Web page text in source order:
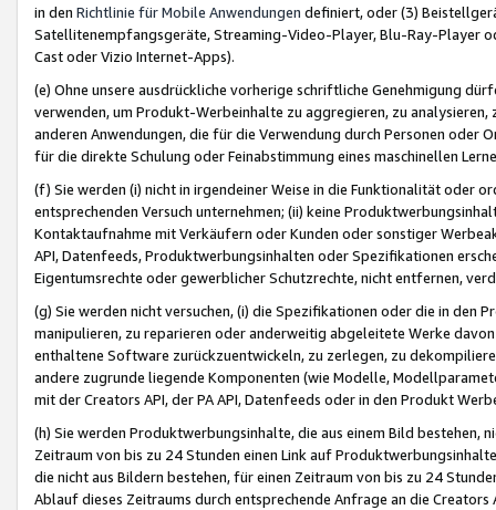
in den Richtlinie für Mobile Anwendungen definiert, oder (3)
Satellitenempfangsgeräte, Streaming-Video-Player, Blu-Ray-Player
Cast oder Vizio Internet-Apps).
(e) Ohne unsere ausdrückliche vorherige schriftliche Genehmigung
verwenden, um Produkt-Werbeinhalte zu aggregieren, zu
anderen Anwendungen, die für die Verwendung durch Personen
für die direkte Schulung oder Feinabstimmung eines maschinellen
(f) Sie werden (i) nicht in irgendeiner Weise in die Funktionalität oder
entsprechenden Versuch unternehmen; (ii) keine
Kontaktaufnahme mit Verkäufern oder Kunden oder sonstiger
API, Datenfeeds, Produktwerbungsinhalten oder Spezifikationen
Eigentumsrechte oder gewerblicher Schutzrechte, nicht entfernen,
(g) Sie werden nicht versuchen, (i) die Spezifikationen oder die in
manipulieren, zu reparieren oder anderweitig abgeleitete Werke
enthaltene Software zurückzuentwickeln, zu zerlegen, zu
andere zugrunde liegende Komponenten (wie Modelle,
mit der Creators API, der PA API, Datenfeeds oder in den Produkt
(h) Sie werden Produktwerbungsinhalte, die aus einem Bild bestehen,
Zeitraum von bis zu 24 Stunden einen Link auf
die nicht aus Bildern bestehen, für einen Zeitraum von bis zu 24
Ablauf dieses Zeitraums durch entsprechende Anfrage an die